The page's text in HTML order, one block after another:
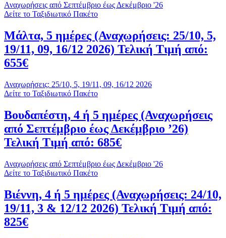
Αναχωρήσεις από Σεπτέμβριο έως Δεκέμβριο '26
Δείτε το Ταξιδιωτικό Πακέτο
Μάλτα, 5 ημέρες (Αναχωρήσεις: 25/10, 5,
19/11, 09, 16/12 2026) Τελική Τιμή από:
655€
Αναχωρήσεις: 25/10, 5, 19/11, 09, 16/12 2026
Δείτε το Ταξιδιωτικό Πακέτο
Βουδαπέστη, 4 ή 5 ημέρες (Αναχωρήσεις
από Σεπτέμβριο έως Δεκέμβριο ’26)
Τελική Τιμή από: 685€
Αναχωρήσεις από Σεπτέμβριο έως Δεκέμβριο '26
Δείτε το Ταξιδιωτικό Πακέτο
Βιέννη, 4 ή 5 ημέρες (Αναχωρήσεις: 24/10,
19/11, 3 & 12/12 2026) Τελική Τιμή από:
825€